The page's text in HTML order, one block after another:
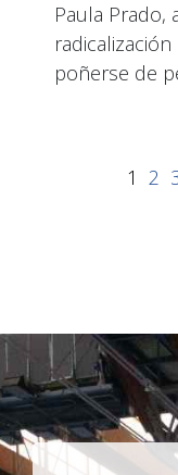
Paula Prado,
poñerse de
1 2